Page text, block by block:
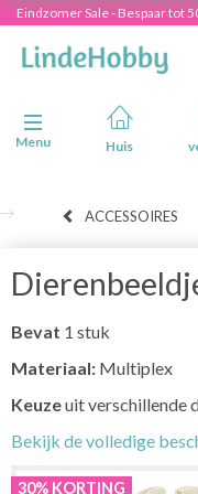
Eindzomer Sale - Bespaar tot
Navigatie in-/uitschakelen
Menu
Huis
ACCESSOIRES
Bevat 1 stuk
Materiaal: Multiplex
Keuzeuit verschillende
Bekijk de volledige
30% KORTING